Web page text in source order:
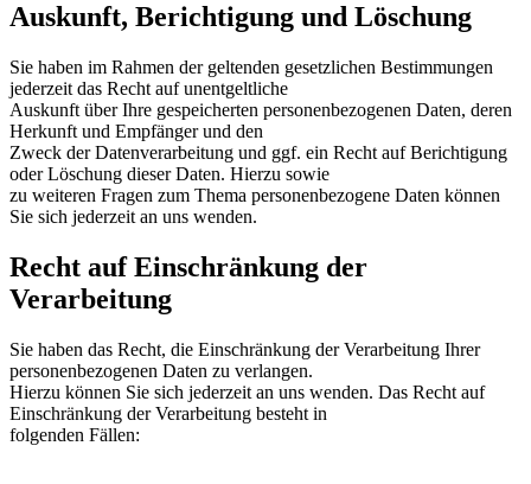
Auskunft, Berichtigung und Löschung
Sie haben im Rahmen der geltenden gesetzlichen Bestimmungen
jederzeit das Recht auf unentgeltliche
Auskunft über Ihre gespeicherten personenbezogenen Daten, deren
Herkunft und Empfänger und den
Zweck der Datenverarbeitung und ggf. ein Recht auf Berichtigung
oder Löschung dieser Daten. Hierzu sowie
zu weiteren Fragen zum Thema personenbezogene Daten können
Sie sich jederzeit an uns wenden.
Recht auf Einschränkung der
Verarbeitung
Sie haben das Recht, die Einschränkung der Verarbeitung Ihrer
personenbezogenen Daten zu verlangen.
Hierzu können Sie sich jederzeit an uns wenden. Das Recht auf
Einschränkung der Verarbeitung besteht in
folgenden Fällen: